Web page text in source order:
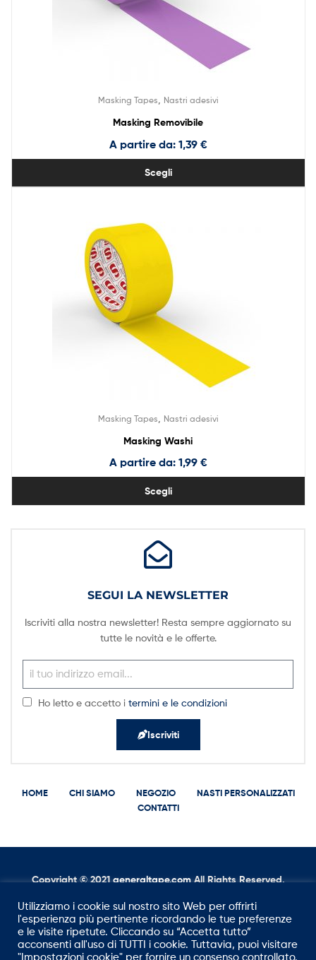
Masking Tapes Nastri adesivi
Masking Removibile
A partire da: 1,39 €
Scegli
Masking Tapes Nastri adesivi
Masking Washi
A partire da: 1,99 €
Scegli
SEGUI LA NEWSLETTER
Iscriviti alla nostra newsletter! Resta sempre aggiornato su
tutte le novità e le offerte.
Ho letto e accetto itermini e le condizioni
Iscriviti
HOME CHI SIAMO NEGOZIO
NASTI PERSONALIZZATI
CONTATTI
Copyright © 2021generaltape.comAll Rights Reserved.
Utilizziamo i cookie sul nostro sito Web per offrirti
l'esperienza più pertinente ricordando le tue preferenze
e le visite ripetute. Cliccando su “Accetta tutto”
acconsenti all'uso di TUTTI i cookie. Tuttavia, puoi visitare
"Impostazioni cookie" per fornire un consenso controllato.